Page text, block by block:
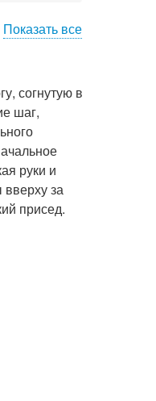
Показать все
согнутую в
шаг,
руки и
за
присед.